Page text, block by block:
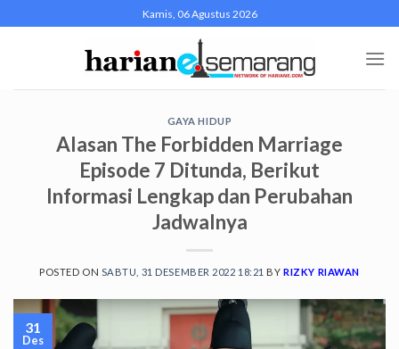
to
Kamis, 06 Agustus 2026
GAYA HIDUP
Alasan The Forbidden Marriage
Episode 7 Ditunda, Berikut
Informasi Lengkap dan Perubahan
Jadwalnya
POSTED ON SABTU, 31 DESEMBER 2022 18:21 BYRIZKY RIAWAN
31
Des